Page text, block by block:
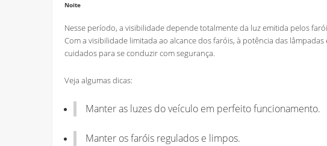
Noite
Nesse período, a visibilidade depende totalmente da luz emitida pelos
Com a visibilidade limitada ao alcance dos faróis, à potência das
cuidados para se conduzir com segurança.
Veja algumas dicas:
Manter as luzes do veículo em perfeito funcionamento.
Manter os faróis regulados e limpos.